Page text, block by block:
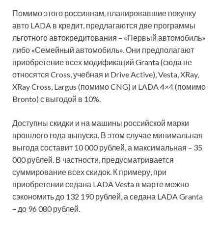
Помимо этого россиянам, планировавшие покупку
авто LADA в кредит, предлагаются две программы
льготного автокредитования – «Первый автомобиль»
либо «Семейный автомобиль». Они предполагают
приобретение всех модификаций Granta (сюда не
относятся Cross, учебная и Drive Active), Vesta, XRay,
XRay Cross, Largus (помимо CNG) и LADA 4×4 (помимо
Bronto) с выгодой в 10%.
Доступны скидки и на машины российской марки
прошлого года выпуска. В этом случае минимальная
выгода составит 10 000 рублей, а максимальная – 35
000 рублей. В частности, предусматривается
суммирование всех скидок. К примеру, при
приобретении седана LADA Vesta в марте можно
сэкономить до 132 190 рублей, а седана LADA Granta
– до 96 080 рублей.